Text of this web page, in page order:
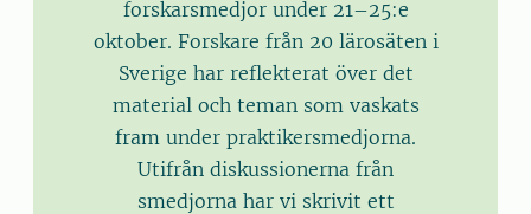
forskarsmedjor under 21–25:e
oktober. Forskare från 20 lärosäten i
Sverige har reflekterat över det
material och teman som vaskats
fram under praktikersmedjorna.
Utifrån diskussionerna från
smedjorna har vi skrivit ett